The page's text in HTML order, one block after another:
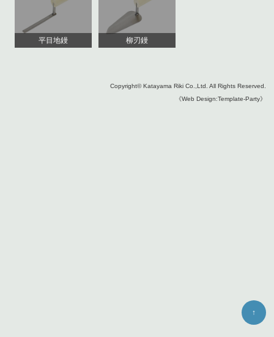
平目地鏝 柳刃鏝
Copyright©Katayama Riki Co.,Ltd. All Rights Reserved.
《Web Design:Template-Party》
↑